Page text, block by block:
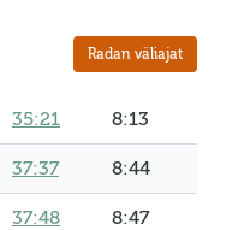
Radan väliajat
35:21 8:13
37:37 8:44
37:48 8:47